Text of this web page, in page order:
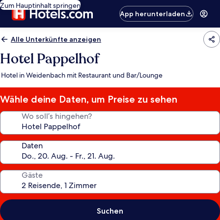
Zum Hauptinhalt springen
App herunterladen
Alle Unterkünfte anzeigen
Hotel Pappelhof
Hotel in Weidenbach mit Restaurant und Bar/Lounge
Wähle deine Daten, um Preise zu sehen
Wo soll’s hingehen?
Daten
Gäste
Suchen